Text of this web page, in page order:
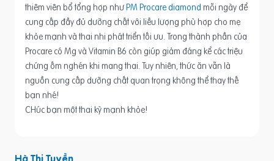
thiêm viên bổ tổng hợp nhưPM Procare diamond mỗi ngày để
cung cấp đầy đủ dưỡng chất với liều lượng phù hợp cho mẹ
khỏe mạnh và thai nhi phát triển tối ưu. Trong thành phần của
Procare có Mg và Vitamin B6 còn giúp giảm đáng kể các triệu
chứng ốm nghén khi mang thai. Tuy nhiên, thức ăn vẫn là
nguồn cung cấp dưỡng chất quan trọng không thể thay thế
bạn nhé!
CHúc bạn một thai kỳ mạnh khỏe!